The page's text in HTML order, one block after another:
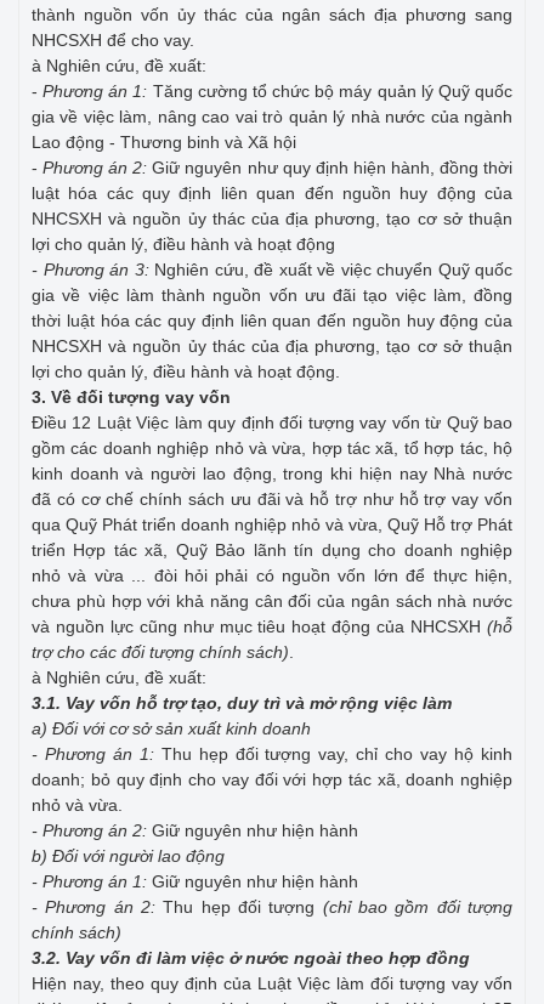
thành nguồn vốn ủy thác của ngân sách địa phương sang
NHCSXH để cho vay.
à Nghiên cứu, đề xuất:
-Phương án 1: Tăng cường tổ chức bộ máy quản lý Quỹ quốc
gia về việc làm, nâng cao vai trò quản lý nhà nước của ngành
Lao động - Thương binh và Xã hội
-Phương án 2: Giữ nguyên như quy định hiện hành, đồng thời
luật hóa các quy định liên quan đến nguồn huy động của
NHCSXH và nguồn ủy thác của địa phương, tạo cơ sở thuận
lợi cho quản lý, điều hành và hoạt động
- Phương án 3:Nghiên cứu, đề xuất về việc chuyển Quỹ quốc
gia về việc làm thành nguồn vốn ưu đãi tạo việc làm, đồng
thời luật hóa các quy định liên quan đến nguồn huy động của
NHCSXH và nguồn ủy thác của địa phương, tạo cơ sở thuận
lợi cho quản lý, điều hành và hoạt động.
3. Về đối tượng vay vốn
Điều 12 Luật Việc làm quy định đối tượng vay vốn từ Quỹ bao
gồm các doanh nghiệp nhỏ và vừa, hợp tác xã, tổ hợp tác, hộ
kinh doanh và người lao động, trong khi hiện nay Nhà nước
đã có cơ chế chính sách ưu đãi và hỗ trợ như hỗ trợ vay vốn
qua Quỹ Phát triển doanh nghiệp nhỏ và vừa, Quỹ Hỗ trợ Phát
triển Hợp tác xã, Quỹ Bảo lãnh tín dụng cho doanh nghiệp
nhỏ và vừa ... đòi hỏi phải có nguồn vốn lớn để thực hiện,
chưa phù hợp với khả năng cân đối của ngân sách nhà nước
và nguồn lực cũng như mục tiêu hoạt động của NHCSXH (hỗ
trợ cho các đối tượng chính sách)
à Nghiên cứu, đề xuất:
3.1. Vay vốn hỗ trợ tạo, duy trì và mở rộng việc làm
a) Đối với cơ sở sản xuất kinh doanh
- Phương án 1: Thu hẹp đối tượng vay, chỉ cho vay hộ kinh
doanh; bỏ quy định cho vay đối với hợp tác xã, doanh nghiệp
nhỏ và vừa.
- Phương án 2: Giữ nguyên như hiện hành
b) Đối với người lao động
- Phương án 1: Giữ nguyên như hiện hành
- Phương án 2: Thu hẹp đối tượng (chỉ bao gồm đối tượng
chính sách)
3.2. Vay vốn đi làm việc ở nước ngoài theo hợp đồng
Hiện nay, theo quy định của Luật Việc làm đối tượng vay vốn